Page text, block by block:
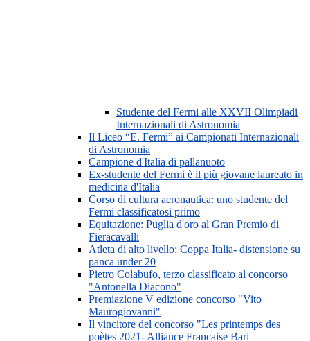
Studente del Fermi alle XXVII Olimpiadi
Internazionali di Astronomia
Il Liceo “E. Fermi” ai Campionati Internazionali
di Astronomia
Campione d'Italia di pallanuoto
Ex-studente del Fermi è il più giovane laureato in
medicina d'Italia
Corso di cultura aeronautica: uno studente del
Fermi classificatosi primo
Equitazione: Puglia d'oro al Gran Premio di
Fieracavalli
Atleta di alto livello: Coppa Italia- distensione su
panca under 20
Pietro Colabufo, terzo classificato al concorso
"Antonella Diacono"
Premiazione V edizione concorso "Vito
Maurogiovanni"
Il vincitore del concorso "Les printemps des
poètes 2021- Alliance Francaise Bari